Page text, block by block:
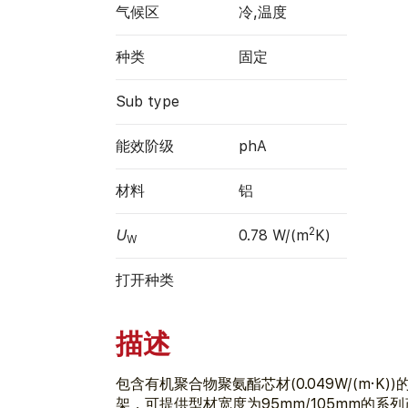
气候区 冷,温度
种类 固定
Sub type
能效阶级 phA
材料 铝
UW 0.78 W/(m2K)
打开种类
描述
包含有机聚合物聚氨酯芯材(0.049W/(m·K))
架，可提供型材宽度为95mm/105mm的系